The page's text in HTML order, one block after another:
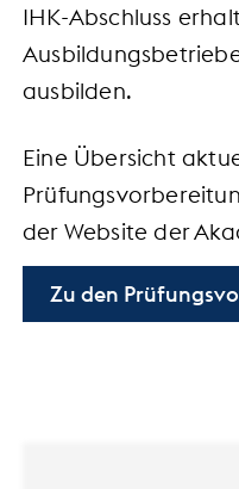
IHK-Abschluss
ausbilden.
Eine Übersicht
der Website der
Zu den